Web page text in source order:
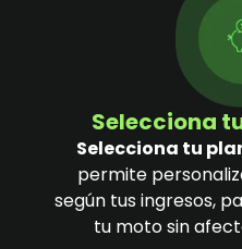
Selecciona
Selecciona tu
permite
según tus ingresos,
tu moto sin